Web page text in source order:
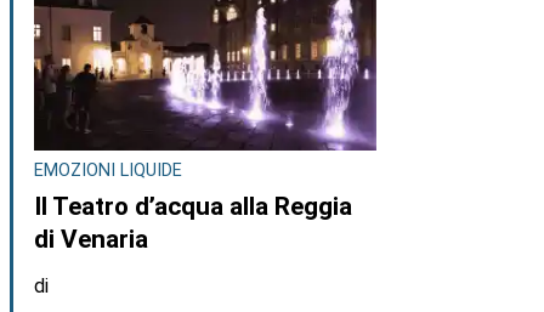
EMOZIONI LIQUIDE
Il Teatro d’acqua alla Reggia
di Venaria
di